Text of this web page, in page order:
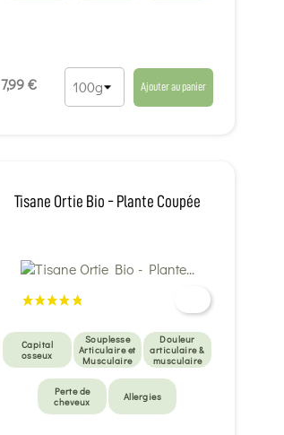
7,99 € Ajouter au panier
Tisane Ortie Bio - Plante Coupée
Capital
osseux
Souplesse
Articulaire et
Musculaire
Douleur
articulaire &
musculaire
Perte de
cheveux
Allergies